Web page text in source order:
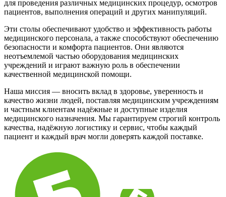
для проведения различных медицинских процедур, осмотров
пациентов, выполнения операций и других манипуляций.
Эти столы обеспечивают удобство и эффективность работы
медицинского персонала, а также способствуют обеспечению
безопасности и комфорта пациентов. Они являются
неотъемлемой частью оборудования медицинских
учреждений и играют важную роль в обеспечении
качественной медицинской помощи.
Наша миссия — вносить вклад в здоровье, уверенность и
качество жизни людей, поставляя медицинским учреждениям
и частным клиентам надёжные и доступные изделия
медицинского назначения. Мы гарантируем строгий контроль
качества, надёжную логистику и сервис, чтобы каждый
пациент и каждый врач могли доверять каждой поставке.